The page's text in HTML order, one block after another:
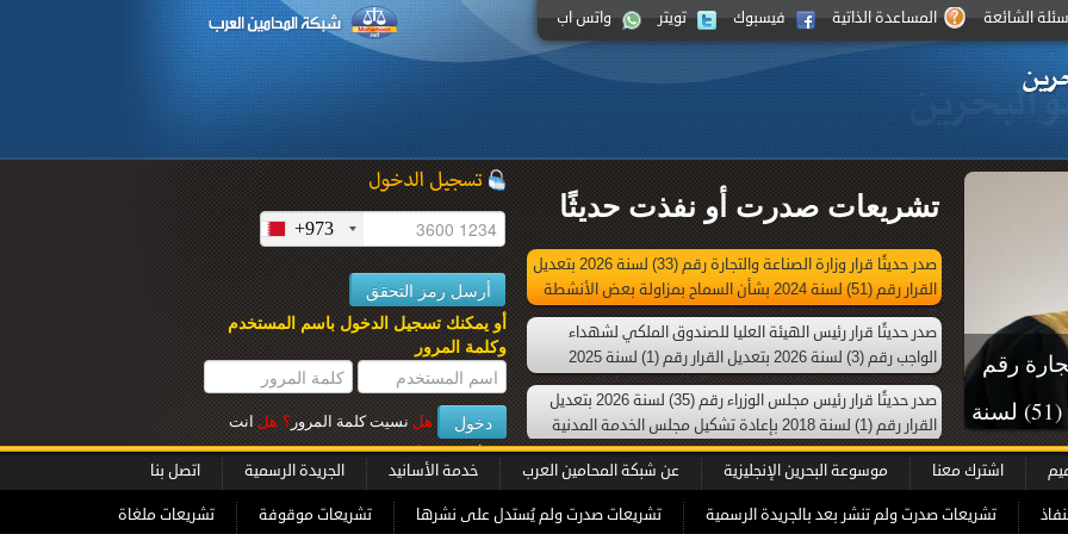
الشائعة المساعدة الذاتية فيسبوك تويتر واتس اب
تشريعات صدرت أو نفذت حديثًا
صدر حديثًا قرار وزارة الصناعة والتجارة رقم (33) لسنة 2026 بتعديل
القرار رقم (51) لسنة 2024 بشأن السماح بمزاولة بعض الأنشطة
التجارية من خلال محل تجاري افتراضي
صدر حديثًا قرار رئيس الهيئة العليا للصندوق الملكي لشهداء
الواجب رقم (3) لسنة 2026 بتعديل القرار رقم (1) لسنة 2025
بإعادة تشكيل الهيئة العليا للصندوق الملكي لشهداء الواجب
صدر حديثًا قرار رئيس مجلس الوزراء رقم (35) لسنة 2026 بتعديل
القرار رقم (1) لسنة 2018 بإعادة تشكيل مجلس الخدمة المدنية
رقم
(33) لسنة 2026 بتعديل القرار رقم (51) لسنة
+973
أو يمكنك تسجيل الدخول باسم المستخدم
وكلمة المرور
هل نسيت كلمة المرور ؟ هل انت
عميل جديــد؟
اشترك معنا موسوعة البحرين الإنجليزية عن شبكة المحامين العرب خدمة الأسانيد الجريدة الرسمية اتصل بنا
تشريعات صدرت ولم تنشر بعد بالجريدة الرسمية تشريعات صدرت ولم يُستدل على نشرها تشريعات موقوفة تشريعات ملغاة